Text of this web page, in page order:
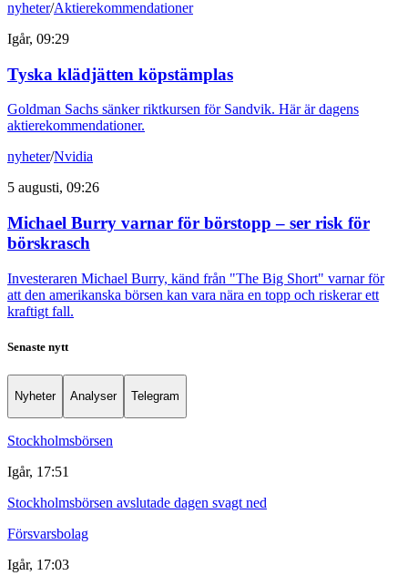
nyheter/Aktierekommendationer
Igår, 09:29
Tyska klädjätten köpstämplas
Goldman Sachs sänker riktkursen för Sandvik. Här är dagens
aktierekommendationer.
nyheter/Nvidia
5 augusti, 09:26
Michael Burry varnar för börstopp – ser risk för
börskrasch
Investeraren Michael Burry, känd från "The Big Short" varnar för
att den amerikanska börsen kan vara nära en topp och riskerar ett
kraftigt fall.
Senaste nytt
Nyheter Analyser Telegram
Stockholmsbörsen
Igår, 17:51
Stockholmsbörsen avslutade dagen svagt ned
Försvarsbolag
Igår, 17:03